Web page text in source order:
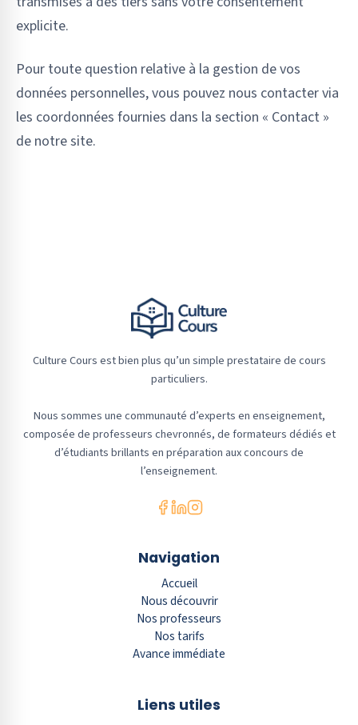
explicite.
Pour toute question relative à la gestion de vos
données personnelles, vous pouvez nous contacter via
les coordonnées fournies dans la section « Contact »
de notre site.
Culture Cours est bien plus qu’un simple prestataire de cours
particuliers.
Nous sommes une communauté d’experts en enseignement,
composée de professeurs chevronnés, de formateurs dédiés et
d’étudiants brillants en préparation aux concours de
l’enseignement.
Navigation
Accueil
Nous découvrir
Nos professeurs
Nos tarifs
Avance immédiate
Liens utiles